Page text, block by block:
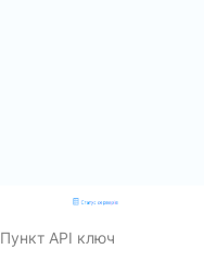
Пункт API ключ